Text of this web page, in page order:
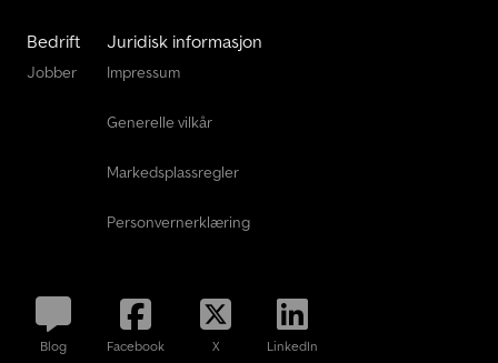
Bedrift
Jobber
Juridisk informasjon
Impressum
Generelle vilkår
Markedsplassregler
Personvernerklæring
Blog Facebook X LinkedIn